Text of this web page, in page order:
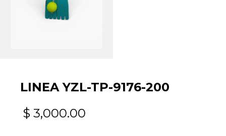
LINEA YZL-TP-9176-200
$ 3,000.00